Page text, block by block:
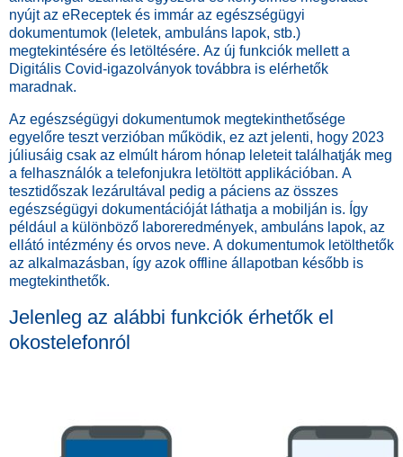
nyújt az eReceptek és immár az egészségügyi
dokumentumok (leletek, ambuláns lapok, stb.)
megtekintésére és letöltésére. Az új funkciók mellett a
Digitális Covid-igazolványok továbbra is elérhetők
maradnak.
Az egészségügyi dokumentumok megtekinthetősége
egyelőre teszt verzióban működik, ez azt jelenti, hogy 2023
júliusáig csak az elmúlt három hónap leleteit találhatják meg
a felhasználók a telefonjukra letöltött applikációban. A
tesztidőszak lezárultával pedig a páciens az összes
egészségügyi dokumentációját láthatja a mobilján is. Így
például a különböző laboreredmények, ambuláns lapok, az
ellátó intézmény és orvos neve. A dokumentumok letölthetők
az alkalmazásban, így azok offline állapotban később is
megtekinthetők.
Jelenleg az alábbi funkciók érhetők el
okostelefonról